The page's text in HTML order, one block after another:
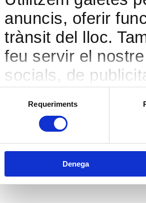
anuncis, oferir
trànsit del lloc.
feu servir el
socials, de
hàgiu
heu fet dels seus
consentiment
Requeriments
Denega